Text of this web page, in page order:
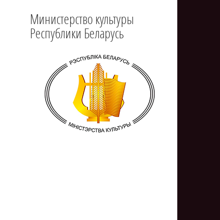
Министерство культуры
Республики Беларусь